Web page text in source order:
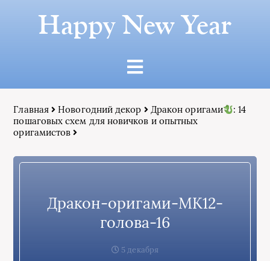
Happy New Year
Главная Новогодний декор Дракон оригами
: 14
пошаговых схем для новичков и опытных
оригамистов
Дракон-оригами-МК12-
голова-16
5 декабря